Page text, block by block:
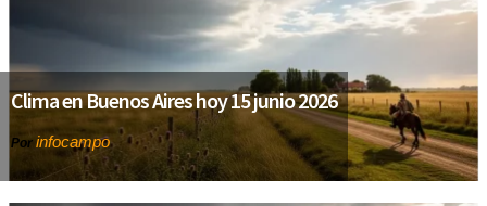
Clima en Buenos Aires hoy 15 junio 2026
Por infocampo